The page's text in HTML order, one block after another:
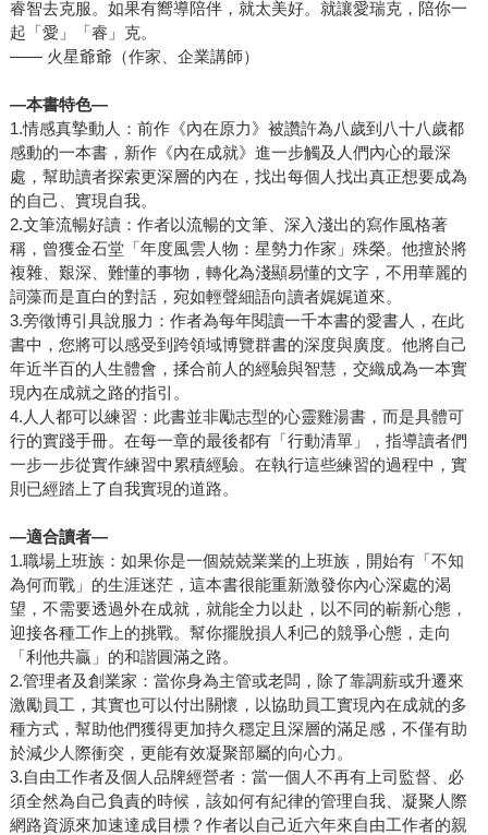
睿智去克服。如果有嚮導陪伴，就太美好。就讓愛瑞克，陪你一
起「愛」「睿」克。
—— 火星爺爺（作家、企業講師）
—本書特色—
1.情感真摯動人：前作《內在原力》被讚許為八歲到八十八歲都
感動的一本書，新作《內在成就》進一步觸及人們內心的最深
處，幫助讀者探索更深層的內在，找出每個人找出真正想要成為
的自己、實現自我。
2.文筆流暢好讀：作者以流暢的文筆、深入淺出的寫作風格著
稱，曾獲金石堂「年度風雲人物：星勢力作家」殊榮。他擅於將
複雜、艱深、難懂的事物，轉化為淺顯易懂的文字，不用華麗的
詞藻而是直白的對話，宛如輕聲細語向讀者娓娓道來。
3.旁徵博引具說服力：作者為每年閱讀一千本書的愛書人，在此
書中，您將可以感受到跨領域博覽群書的深度與廣度。他將自己
年近半百的人生體會，揉合前人的經驗與智慧，交織成為一本實
現內在成就之路的指引。
4.人人都可以練習：此書並非勵志型的心靈雞湯書，而是具體可
行的實踐手冊。在每一章的最後都有「行動清單」，指導讀者們
一步一步從實作練習中累積經驗。在執行這些練習的過程中，實
則已經踏上了自我實現的道路。
—適合讀者—
1.職場上班族：如果你是一個兢兢業業的上班族，開始有「不知
為何而戰」的生涯迷茫，這本書很能重新激發你內心深處的渴
望，不需要透過外在成就，就能全力以赴，以不同的嶄新心態，
迎接各種工作上的挑戰。幫你擺脫損人利己的競爭心態，走向
「利他共贏」的和諧圓滿之路。
2.管理者及創業家：當你身為主管或老闆，除了靠調薪或升遷來
激勵員工，其實也可以付出關懷，以協助員工實現內在成就的多
種方式，幫助他們獲得更加持久穩定且深層的滿足感，不僅有助
於減少人際衝突，更能有效凝聚部屬的向心力。
3.自由工作者及個人品牌經營者：當一個人不再有上司監督、必
須全然為自己負責的時候，該如何有紀律的管理自我、凝聚人際
網路資源來加速達成目標？作者以自己近六年來自由工作者的親